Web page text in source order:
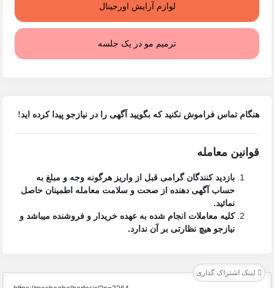
لوازم آرایش اورجینال
ترمیم مو در یک جلسه
هنگام تماس فراموش نکنید که بگویید آگهی را درنیازجوپیدا کرده اید!
قوانین معامله
بازدید کنندگان گرامی قبل از واریز هرگونه وجه و مبلغ به
حساب آگهی دهنده از صحت و سلامت معامله اطمینان حاصل
نمائید.
کلیه معاملات انجام شده به عهده خریدار و فروشنده میباشد و
نیازجو هیچ نظارتی بر آن ندارد.
لینک اشتراک گذاری